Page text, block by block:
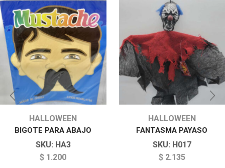
HALLOWEEN
BIGOTE PARA ABAJO
SKU: HA3
$ 1.200
HALLOWEEN
FANTASMA PAYASO
SKU: H017
$2.135